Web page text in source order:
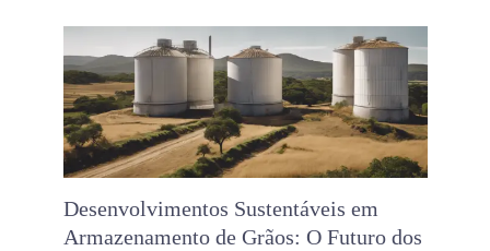
Desenvolvimentos Sustentáveis ​​em
Armazenamento de Grãos: O Futuro dos